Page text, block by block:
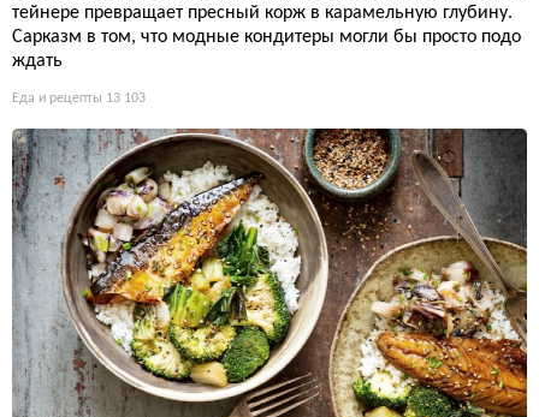
тейнере превращает пресный корж в карамельную глубину.
Сарказм в том, что модные кондитеры могли бы просто подо
ждать
Еда и рецепты 13 103